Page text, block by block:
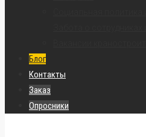
Блог
Контакты
Заказ
Опросники